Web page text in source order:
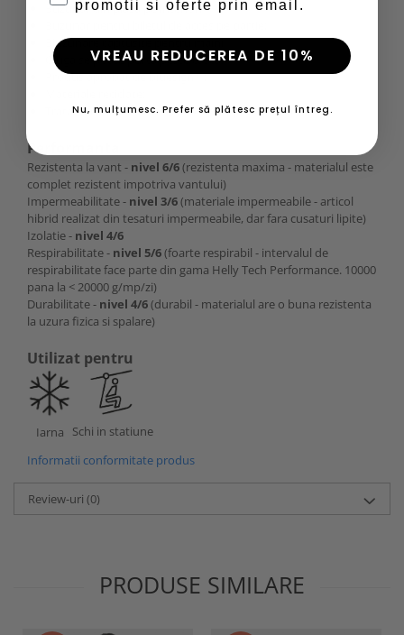
Buzunar din plasa pe interior;
Biuzunare captusite pentru maini;
Gluga se poate purta peste casca;
Produs aprobat de bluesign®;
Tratament DWR fara PFC (compusi perfluorinati).
Performanta
Rezistenta la vant - nivel 6/6(rezistenta maxima - materialul este
complet rezistent impotriva vantului)
Impermeabilitate - nivel 3/6(materiale impermeabile - articol
hibrid realizat din tesaturi impermeabile, dar fara cusaturi lipite)
Izolatie - nivel 4/6
Respirabilitate - nivel 5/6(foarte respirabil - intervalul de
respirabilitate face parte din gama Helly Tech Performance. 10000
pana la < 20000 g/mp/zi)
Durabilitate - nivel 4/6(durabil - materialul are o buna rezistenta
la uzura fizica si spalare)
Utilizat pentru
Iarna
Schi in statiune
Informatii conformitate produs
Review-uri (0)
PRODUSE SIMILARE
promotii si oferte prin email.
VREAU REDUCEREA DE 10%
Nu, mulțumesc. Prefer să plătesc prețul întreg.